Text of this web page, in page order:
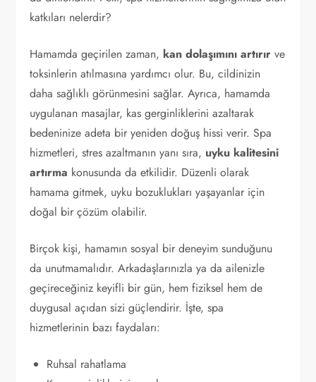
katkıları nelerdir?
Hamamda geçirilen zaman, kan dolaşımını artırır ve
toksinlerin atılmasına yardımcı olur. Bu, cildinizin
daha sağlıklı görünmesini sağlar. Ayrıca, hamamda
uygulanan masajlar, kas gerginliklerini azaltarak
bedeninize adeta bir yeniden doğuş hissi verir. Spa
hizmetleri, stres azaltmanın yanı sıra, uyku kalitesini
artırma konusunda da etkilidir. Düzenli olarak
hamama gitmek, uyku bozuklukları yaşayanlar için
doğal bir çözüm olabilir.
Birçok kişi, hamamın sosyal bir deneyim sunduğunu
da unutmamalıdır. Arkadaşlarınızla ya da ailenizle
geçireceğiniz keyifli bir gün, hem fiziksel hem de
duygusal açıdan sizi güçlendirir. İşte, spa
hizmetlerinin bazı faydaları:
Ruhsal rahatlama